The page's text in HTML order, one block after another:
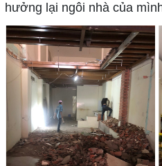
hưởng lại ngôi nhà của